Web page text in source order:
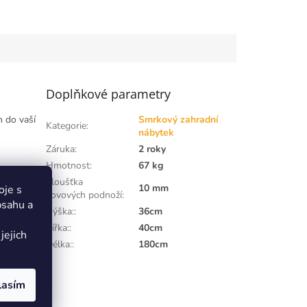
s
a
do vaší
aniž
přináší
a
Doplňkové parametry
Kategorie:
Smrkový zahradní
nábytek
Záruka:
2 roky
Hmotnost:
67 kg
Tloušťka
kovových podnoží:
10 mm
Výška::
36cm
Šířka::
40cm
Délka:: 180cm